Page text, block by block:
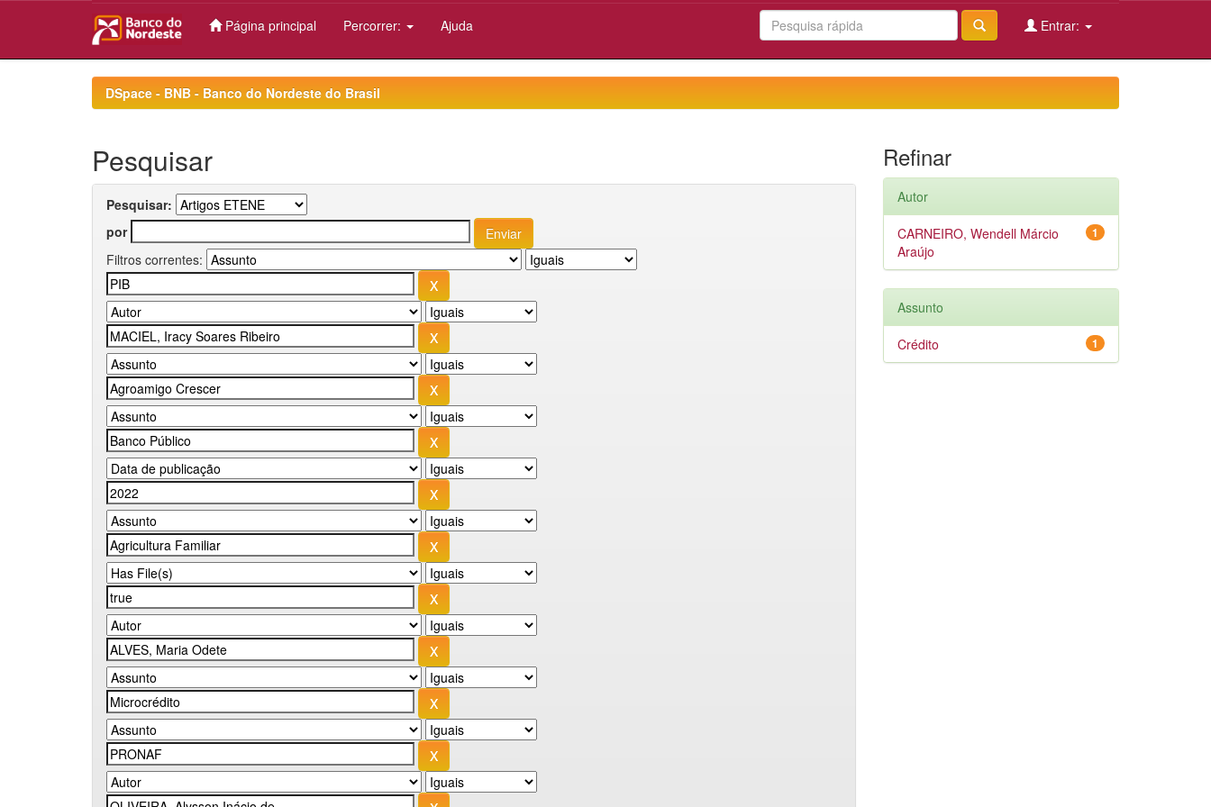
Página principal Percorrer: Ajuda Entrar:
DSpace - BNB - Banco do Nordeste do Brasil
Pesquisar
Pesquisar:
por
Filtros correntes:
Refinar
Autor
1
CARNEIRO, Wendell Márcio
Araújo
Assunto
1
Crédito